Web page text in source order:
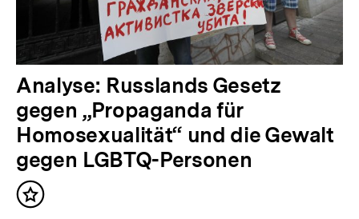
Analyse: Russlands Gesetz
gegen „Propaganda für
Homosexualität“ und die Gewalt
gegen LGBTQ-Personen
Inhalt